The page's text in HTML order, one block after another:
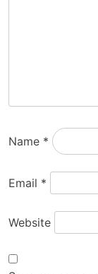
Name *
Email *
Website